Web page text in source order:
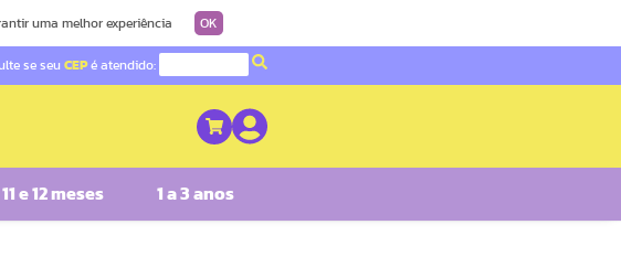
uma melhor experiência OK
se seu CEPé atendido:
11 e 12 meses 1 a 3 anos